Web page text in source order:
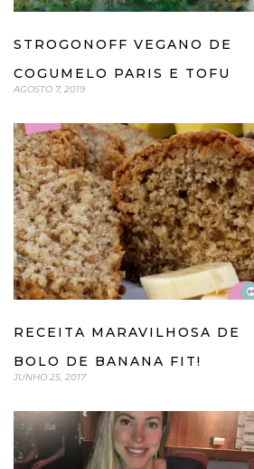
STROGONOFF VEGANO DE
COGUMELO PARIS E TOFU
AGOSTO 7, 2019
RECEITA MARAVILHOSA DE
BOLO DE BANANA FIT!
JUNHO 25, 2017